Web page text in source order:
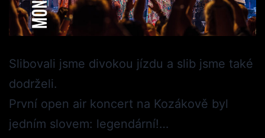
Slibovali jsme divokou jízdu a slib jsme také
dodrželi.
První open air koncert na Kozákově byl
jedním slovem: legendární!…